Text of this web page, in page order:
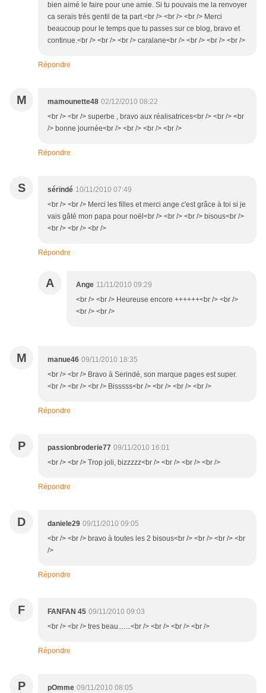
bien aimé le faire pour une amie. Si tu pouvais me la renvoyer
ca serais trés gentil de ta part.<br /> <br /> <br /> Merci
beaucoup pour le temps que tu passes sur ce blog, bravo et
continue.<br /> <br /> <br /> caralane<br /> <br /> <br /> <br />
Répondre
M mamounette48 02/12/2010 08:22
<br /> <br /> superbe , bravo aux réalisatrices<br /> <br /> <br
/> bonne journée<br /> <br /> <br /> <br />
Répondre
S sérïndé 10/11/2010 07:49
<br /> <br /> Merci les filles et merci ange c'est grâce à toi si je
vais gâté mon papa pour noël<br /> <br /> <br /> bisous<br />
<br /> <br /> <br />
Répondre
A Ange 11/11/2010 09:29
<br /> <br /> Heureuse encore ++++++<br /> <br />
<br /> <br />
M manue46 09/11/2010 18:35
<br /> <br /> Bravo à Serindé, son marque pages est super.
<br /> <br /> <br /> Bisssss<br /> <br /> <br /> <br />
Répondre
P passionbroderie77 09/11/2010 16:01
<br /> <br /> Trop joli, bizzzzz<br /> <br /> <br /> <br />
Répondre
D daniele29 09/11/2010 09:05
<br /> <br /> bravo à toutes les 2 bisous<br /> <br /> <br /> <br
/>
Répondre
F FANFAN 45 09/11/2010 09:03
<br /> <br /> tres beau.......<br /> <br /> <br /> <br />
Répondre
P pOmme 09/11/2010 08:05